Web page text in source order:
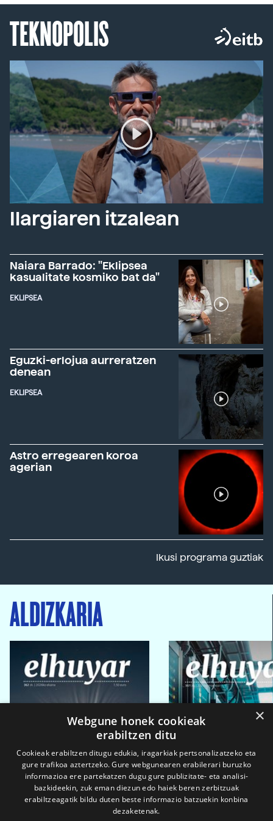
TEKNOPOLIS
Ilargiaren itzalean
Naiara Barrado: "Eklipsea
kasualitate kosmiko bat da"
EKLIPSEA
Eguzki-erlojua aurreratzen
denean
EKLIPSEA
Astro erregearen koroa
agerian
Ikusi programa guztiak
ALDIZKARIA
×
Webgune honek cookieak
erabiltzen ditu
Cookieak erabiltzen ditugu edukia, iragarkiak pertsonalizatzeko eta
gure trafikoa aztertzeko. Gure webgunearen erabilerari buruzko
informazioa ere partekatzen dugu gure publizitate- eta analisi-
bazkideekin, zuk eman diezun edo haiek beren zerbitzuak
erabiltzeagatik bildu duten beste informazio batzuekin konbina
dezaketenak.